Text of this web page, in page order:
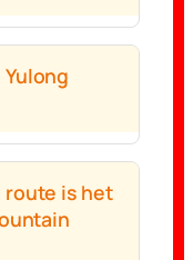
route is het